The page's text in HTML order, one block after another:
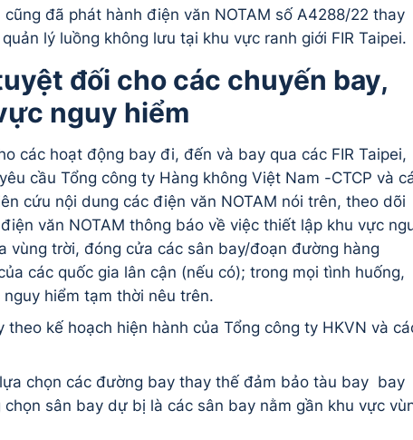
đã phát hành điện văn NOTAM số A4288/22 thay
lý luồng không lưu tại khu vực ranh giới FIR Taipei.
đối cho các chuyến bay,
nguy hiểm
các hoạt động bay đi, đến và bay qua các FIR Taipei,
cầu Tổng công ty Hàng không Việt Nam -CTCP và
cứu nội dung các điện văn NOTAM nói trên, theo dõi
văn NOTAM thông báo về việc thiết lập khu vực
vùng trời, đóng cửa các sân bay/đoạn đường hàng
các quốc gia lân cận (nếu có); trong mọi tình huống,
hiểm tạm thời nêu trên.
kế hoạch hiện hành của Tổng công ty HKVN và
chọn các đường bay thay thế đảm bảo tàu bay bay
sân bay dự bị là các sân bay nằm gần khu vực